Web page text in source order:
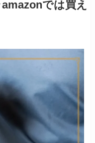
では買え